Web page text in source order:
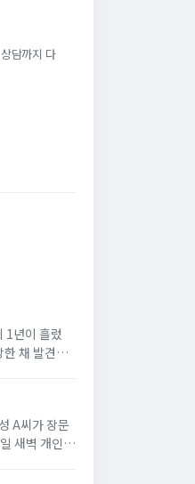
담까지 다
1년이 흘렀
채 발견됐
A씨가 장문
새벽 개인